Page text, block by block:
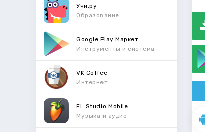
Учи.ру
Образование
Google Play Маркет
Инструменты и система
VK Coffee
Интернет
FL Studio Mobile
Музыка и аудио